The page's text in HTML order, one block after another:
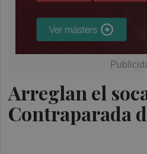
Arreglan el
Contraparada